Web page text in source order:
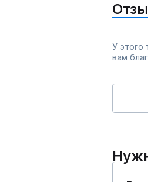
У этого
вам